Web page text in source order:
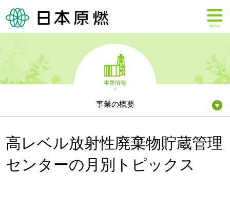
MENU
事業情報
事業の概要
高レベル放射性廃棄物貯蔵管理
センターの月別トピックス